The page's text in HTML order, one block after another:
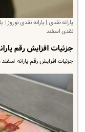
یارانه نقدی | یارانه نقدی نوروز |
نقدی اسفند
جزئیات افزایش رقم
جزئیات افزایش رقم یارانه